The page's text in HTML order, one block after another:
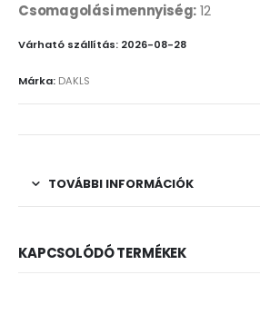
Csomagolási mennyiség:12
Várható szállítás: 2026-08-28
Márka: DAKLS
TOVÁBBI INFORMÁCIÓK
KAPCSOLÓDÓ TERMÉKEK